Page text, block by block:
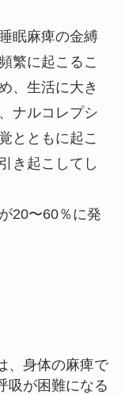
眠麻痺の金縛
繁に起こるこ
、生活に大き
ナルコレプシ
とともに起こ
き起こしてし
20〜60％に発
、身体の麻痺で
吸が困難になる